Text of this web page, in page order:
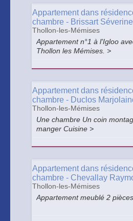
Appartement dans
chambre - Brissart Séverine
Thollon-les-Mémises
Appartement n°1 à l'Igloo
Thollon les Mémises. >
Appartement dans
chambre - Duclos
Thollon-les-Mémises
Une chambre Un coin
manger Cuisine >
Appartement dans
chambre - Chevallay
Thollon-les-Mémises
Appartement meublé 2